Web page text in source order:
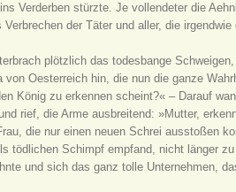
Verderben stürzte. Je vollendeter die
Verbrechen der Täter und aller, die
plötzlich das todesbange
von Oesterreich hin, die nun die ganze
König zu erkennen scheint?« – Darauf
rief, die Arme ausbreitend: »Mutter,
die nur einen neuen Schrei ausstoßen
tödlichen Schimpf empfand, nicht länger
und sich das ganz tolle Unternehmen,